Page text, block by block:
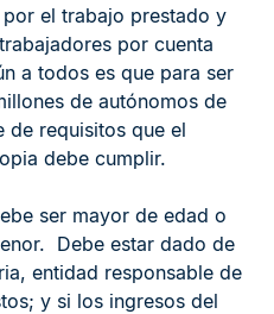
el trabajo prestado y
por cuenta
a todos es que para ser
de autónomos de
de requisitos que el
debe cumplir.
ser mayor de edad o
Debe estar dado de
entidad responsable de
y si los ingresos del